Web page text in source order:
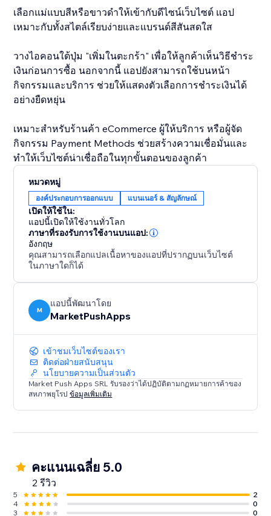
เลือกแม่แบบสีหรือขาวดำให้เข้ากับดีไซน์เว็บไซต์ แอป
เหมาะกับทั้งสไตล์เรียบง่ายและแบรนด์สีสันสดใส
วางไอคอนใต้ปุ่ม "เพิ่มในตะกร้า" เพื่อให้ลูกค้าเห็นวิธีชำระ
เงินก่อนการซื้อ นอกจากนี้ แอปยังสามารถใช้บนหน้า
กิจกรรมและบริการ ช่วยให้แสดงตัวเลือกการชำระเงินได้
อย่างยืดหยุ่น
เหมาะสำหรับร้านค้า eCommerce ผู้ให้บริการ หรือผู้จัด
กิจกรรม Payment Methods ช่วยสร้างความเชื่อมั่นและ
ทำให้เว็บไซต์น่าเชื่อถือในทุกขั้นตอนของลูกค้า
หมวดหมู่
องค์ประกอบการออกแบบ แบนเนอร์ & สัญลักษณ์
เปิดให้ใช้ใน:
แอปนี้เปิดให้ใช้งานทั่วโลก
ภาษาที่รองรับการใช้งานบนแอป:
อังกฤษ
คุณสามารถเลือกแปลเนื้อหาของแอปที่ปรากฏบนเว็บไซต์
ในภาษาใดก็ได้
M
แอปนี้พัฒนาโดย
MarketPushApps
เข้าชมเว็บไซต์ของเรา
ติดต่อฝ่ายสนับสนุน
นโยบายความเป็นส่วนตัว
Market Push Apps SRL รับรองว่าได้ปฏิบัติตามกฏหมายการค้าของ
สหภาพยุโรปข้อมูลเพิ่มเติม
คะแนนเฉลี่ย 5.0
2 รีวิว
5
2
4
0
3
0